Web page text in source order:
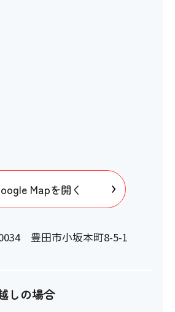
Mapを開く
豊田市小坂本町8-5-1
しの場合